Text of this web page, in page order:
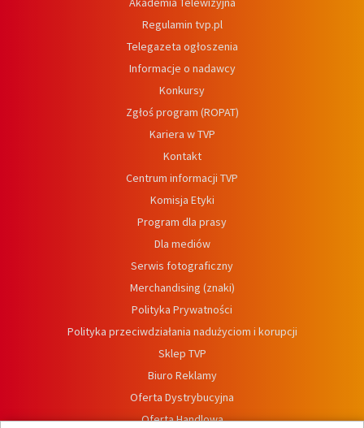
Regulamin tvp.pl
Telegazeta ogłoszenia
Informacje o nadawcy
Konkursy
Zgłoś program (ROPAT)
Kariera w TVP
Kontakt
Centrum informacji TVP
Komisja Etyki
Program dla prasy
Dla mediów
Serwis fotograficzny
Merchandising (znaki)
Polityka Prywatności
Polityka przeciwdziałania nadużyciom i korupcji
Sklep TVP
Biuro Reklamy
Oferta Dystrybucyjna
Oferta Handlowa